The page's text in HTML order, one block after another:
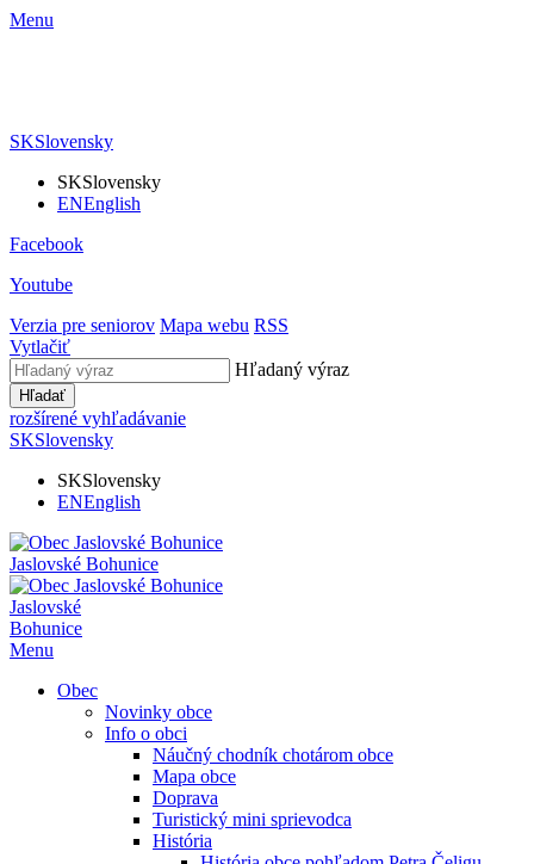
Menu
SKSlovensky
SKSlovensky
ENEnglish
Facebook
Youtube
Verzia pre seniorov Mapa webu RSS
Vytlačiť
Hľadaný výraz
Hľadať
rozšírené vyhľadávanie
SKSlovensky
SKSlovensky
ENEnglish
Jaslovské Bohunice
Jaslovské
Bohunice
Menu
Obec
Novinky obce
Info o obci
Náučný chodník chotárom obce
Mapa obce
Doprava
Turistický mini sprievodca
História